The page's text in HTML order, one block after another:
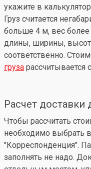
укажите в
Груз считается
больше 4 м, вес более
длины, ширины,
соответственно.
груза рассчитывается
Расчет доставки
Чтобы рассчитать
необходимо выбрать
"Корреспонденция".
заполнять не надо.